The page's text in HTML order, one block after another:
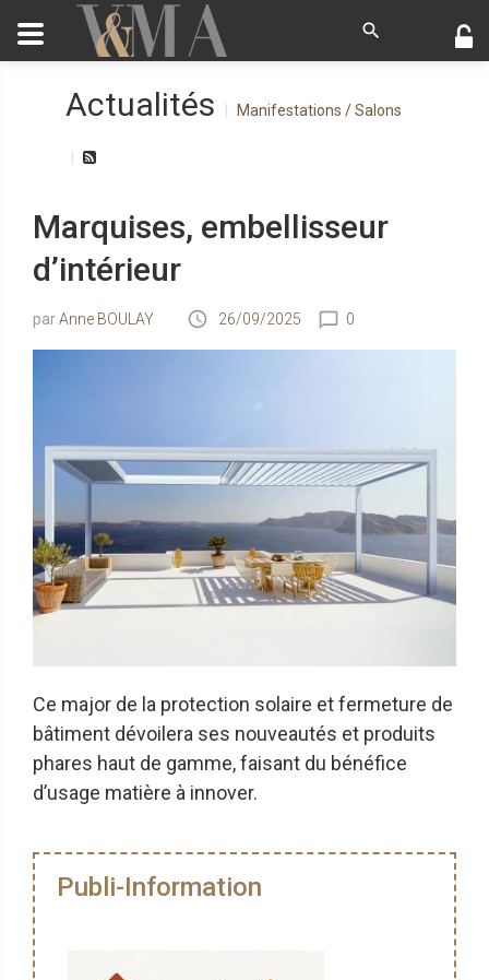
Actualités Manifestations / Salons
Marquises, embellisseur
d’intérieur
Anne BOULAY 26/09/2025 0
Ce major de la protection solaire et fermeture de
bâtiment dévoilera ses nouveautés et produits
phares haut de gamme, faisant du bénéfice
d’usage matière à innover.
Publi-Information